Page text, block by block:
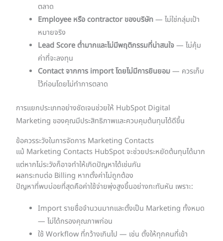
ตลาด
Employee หรือ contractor ของบริษัท— ไม่ใช่กลุ่มเป้า
หมายจริง
Lead Score ต่ำมากและไม่มีพฤติกรรมที่น่าสนใจ— ไม่คุ้ม
ค่าที่จะลงทุน
Contact จากการ import โดยไม่มีการยินยอม— ควรเก็บ
ไว้ก่อนโดยไม่ทำการตลาด
การแยกประเภทอย่างชัดเจนช่วยให้ HubSpot Digital
Marketing ของคุณมีประสิทธิภาพและควบคุมต้นทุนได้ดีขึ้น
ข้อควรระวังในการจัดการ Marketing Contacts
แม้ Marketing Contacts HubSpot จะช่วยประหยัดต้นทุนได้มาก
แต่หากไม่ระวังก็อาจทำให้เกิดปัญหาได้เช่นกัน
ผลกระทบต่อ Billing หากตั้งค่าไม่ถูกต้อง
ปัญหาที่พบบ่อยที่สุดคือค่าใช้จ่ายพุ่งสูงขึ้นอย่างกะทันหัน เพราะ:
Import รายชื่อจำนวนมากและตั้งเป็น Marketing ทั้งหมด
— ไม่ได้กรองคุณภาพก่อน
ใช้ Workflow ที่กว้างเกินไป — เช่น ตั้งให้ทุกคนที่เข้า